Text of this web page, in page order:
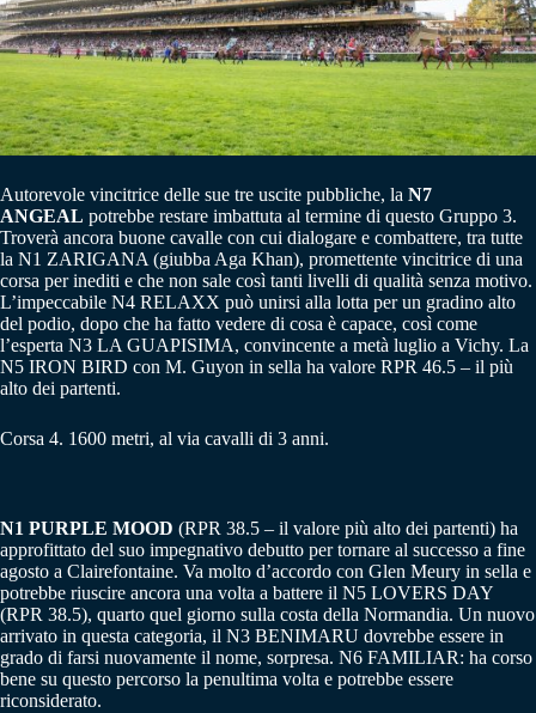
Autorevole vincitrice delle sue tre uscite pubbliche, la N7
ANGEAL potrebbe restare imbattuta al termine di questo Gruppo 3.
Troverà ancora buone cavalle con cui dialogare e combattere, tra tutte
la N1 ZARIGANA (giubba Aga Khan), promettente vincitrice di una
corsa per inediti e che non sale così tanti livelli di qualità senza motivo.
L’impeccabile N4 RELAXX può unirsi alla lotta per un gradino alto
del podio, dopo che ha fatto vedere di cosa è capace, così come
l’esperta N3 LA GUAPISIMA, convincente a metà luglio a Vichy. La
N5 IRON BIRD con M. Guyon in sella ha valore RPR 46.5 – il più
alto dei partenti.
Corsa 4. 1600 metri, al via cavalli di 3 anni.
N1 PURPLE MOOD (RPR 38.5 – il valore più alto dei partenti) ha
approfittato del suo impegnativo debutto per tornare al successo a fine
agosto a Clairefontaine. Va molto d’accordo con Glen Meury in sella e
potrebbe riuscire ancora una volta a battere il N5 LOVERS DAY
(RPR 38.5), quarto quel giorno sulla costa della Normandia. Un nuovo
arrivato in questa categoria, il N3 BENIMARU dovrebbe essere in
grado di farsi nuovamente il nome, sorpresa. N6 FAMILIAR: ha corso
bene su questo percorso la penultima volta e potrebbe essere
riconsiderato.